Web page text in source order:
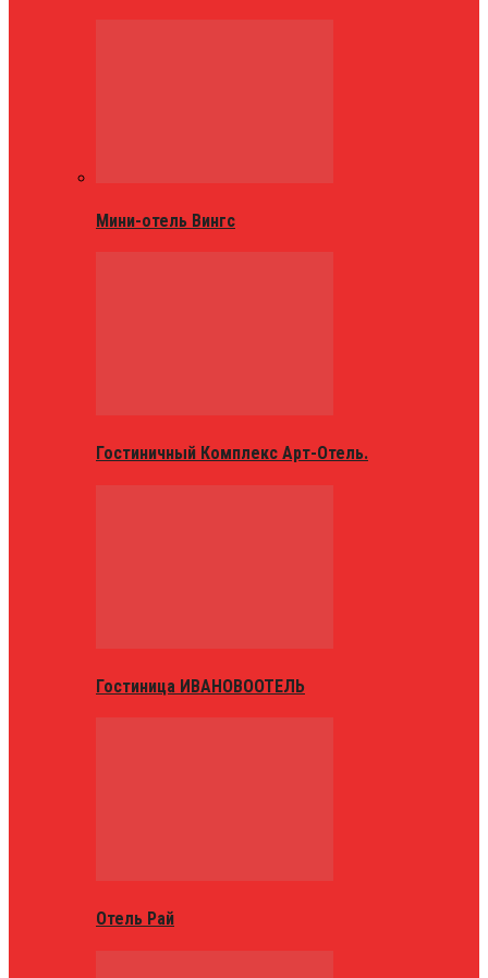
Мини-отель Вингс
Гостиничный Комплекс Арт-Отель.
Гостиница ИВАНОВООТЕЛЬ
Отель Рай